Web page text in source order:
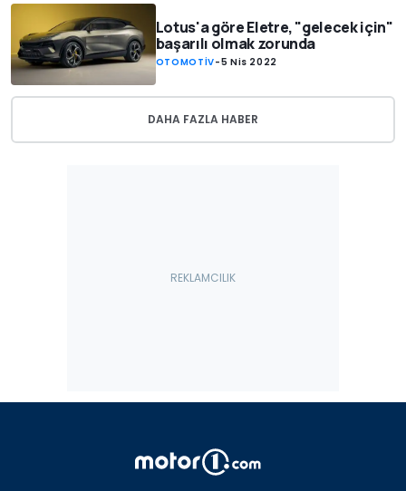
Lotus'a göre Eletre, "gelecek için"
başarılı olmak zorunda
OTOMOTİV-5 Nis 2022
DAHA FAZLA HABER